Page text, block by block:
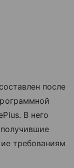
после
В него
требованиям